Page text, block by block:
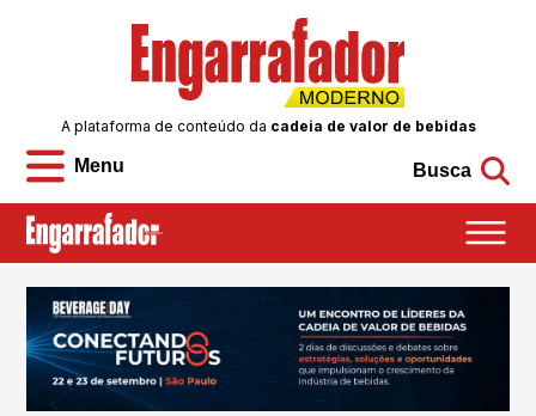
Menu
A plataforma de conteúdo da cadeia de valor de bebidas
Busca